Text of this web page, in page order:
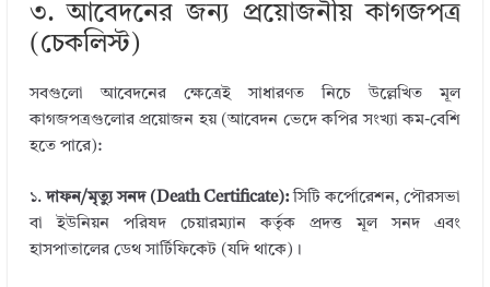
৩. আবেদনের জন্য প্রয়োজনীয় কাগজপত্র
(চেকলিস্ট)
সবগুলো আবেদনের ক্ষেত্রেই সাধারণত নিচে উল্লেখিত মূল
কাগজপত্রগুলোর প্রয়োজন হয় (আবেদন ভেদে কপির সংখ্যা কম-বেশি
হতে পারে):
১.দাফন/মৃত্যু সনদ (Death Certificate):সিটি কর্পোরেশন, পৌরসভা
বা ইউনিয়ন পরিষদ চেয়ারম্যান কর্তৃক প্রদত্ত মূল সনদ এবং
হাসপাতালের ডেথ সার্টিফিকেট (যদি থাকে)।